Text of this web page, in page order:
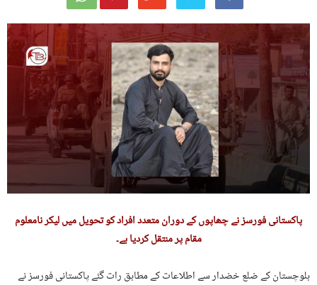
پاکستانی فورسز نے چھاپوں کے دوران متعدد افراد کو تحویل میں لیکر نامعلوم
مقام پر منتقل کردیا ہے۔
بلوچستان کے ضلع خضدار سے اطلاعات کے مطابق رات گئے پاکستانی فورسز نے